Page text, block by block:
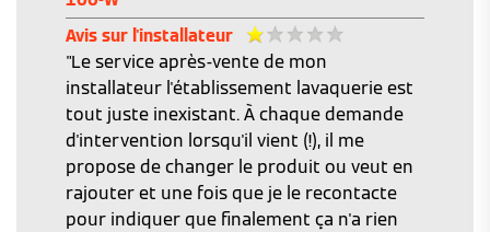
Avis sur l'installateur
"Le service après-vente de mon
installateur l'établissement lavaquerie est
tout juste inexistant. À chaque demande
d'intervention lorsqu'il vient (!), il me
propose de changer le produit ou veut en
rajouter et une fois que je le recontacte
pour indiquer que finalement ça n'a rien